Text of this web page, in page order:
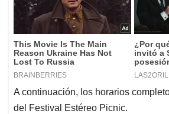
A continuación, los horarios
del Festival Estéreo Picnic.